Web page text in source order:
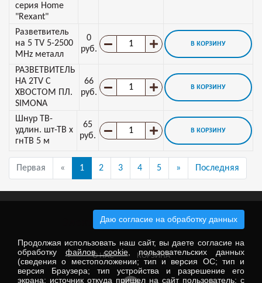
серия Home
"Rexant"
Разветвитель
на 5 TV 5-2500
MHz металл
0
руб.
В КОРЗИНУ
РАЗВЕТВИТЕЛЬ
НА 2TV С
ХВОСТОМ ПЛ.
SIMONA
66
руб.
В КОРЗИНУ
Шнур ТВ-
удлин. шт-ТВ х
гнТВ 5 м
65
руб.
В КОРЗИНУ
Первая « 1 2 3 4 5 » Последняя
Электронные компоненты
О НАС КОРЗИНА
Даю согласие на обработку данных
Продолжая использовать наш сайт, вы даете согласие на
обработку файлов cookie, пользовательских данных
(сведения о местоположении; тип и версия ОС; тип и
версия Браузера; тип устройства и разрешение его
экрана; источник откуда пришел на сайт пользователь; с